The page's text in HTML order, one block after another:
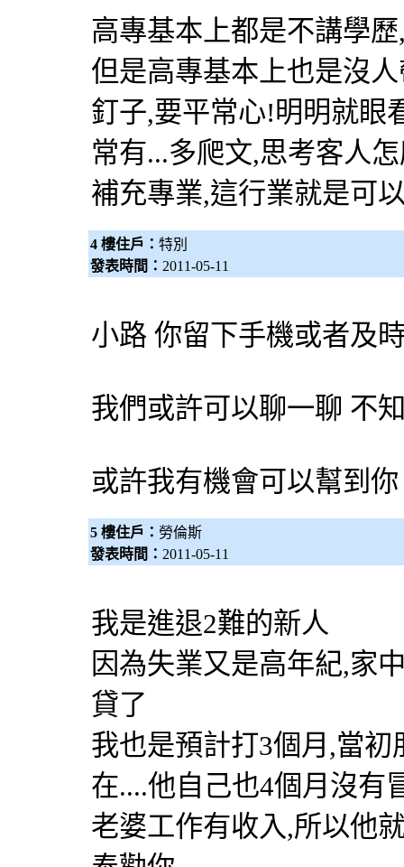
高專基本上都是不講學
但是高專基本上也是沒
釘子,要平常心!明明就眼
常有...多爬文,思考客人
補充專業,這行業就是可
4 樓住戶： 特別
發表時間： 2011-05-11
小路 你留下手機或者及
我們或許可以聊一聊 不
或許我有機會可以幫到你
5 樓住戶： 勞倫斯
發表時間： 2011-05-11
我是進退2難的新人
因為失業又是高年紀,家
貸了
我也是預計打3個月,當
在....他自己也4個月沒有
老婆工作有收入,所以他